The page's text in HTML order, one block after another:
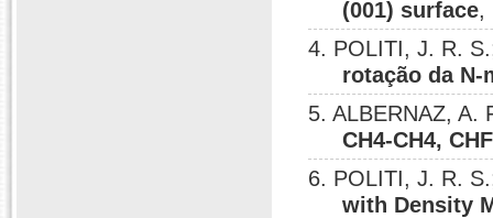
(001) surface,
4. POLITI, J. R.
rotação da
5. ALBERNAZ,
CH4-CH4,
6. POLITI, J. R.
with Density